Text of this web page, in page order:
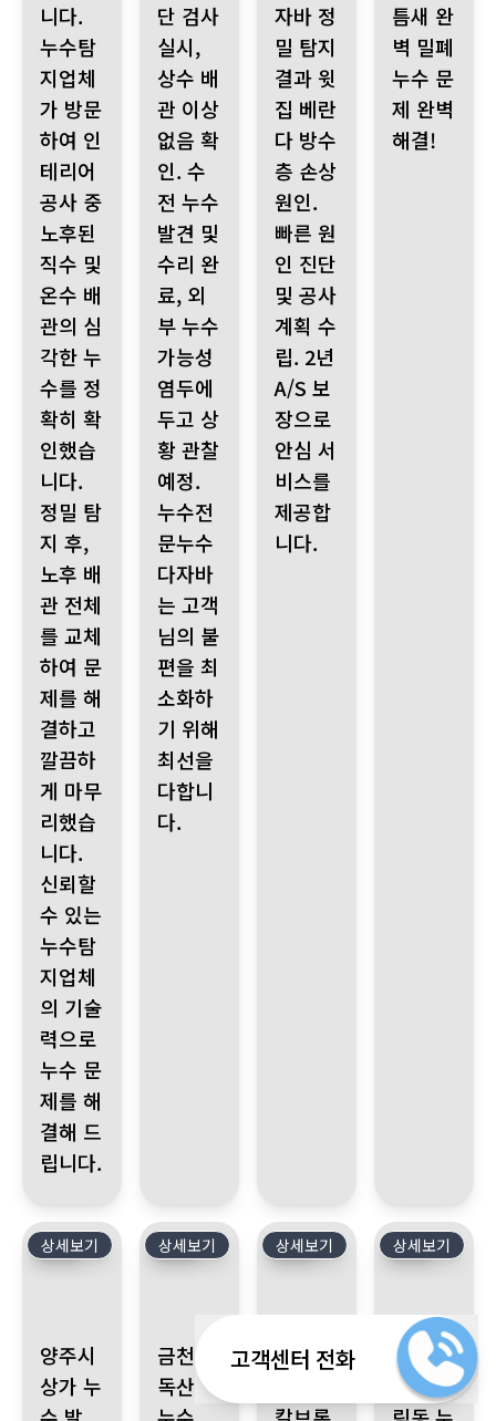
니다.
누수탐
지업체
가 방문
하여 인
테리어
공사 중
노후된
직수 및
온수 배
관의 심
각한 누
수를 정
확히 확
인했습
니다.
정밀 탐
지 후,
노후 배
관 전체
를 교체
하여 문
제를 해
결하고
깔끔하
게 마무
리했습
니다.
신뢰할
수 있는
누수탐
지업체
의 기술
력으로
누수 문
제를 해
결해 드
립니다.
단 검사
실시,
상수 배
관 이상
없음 확
인. 수
전 누수
발견 및
수리 완
료, 외
부 누수
가능성
염두에
두고 상
황 관찰
예정.
누수전
문누수
다자바
는 고객
님의 불
편을 최
소화하
기 위해
최선을
다합니
다.
자바 정
밀 탐지
결과 윗
집 베란
다 방수
층 손상
원인.
빠른 원
인 진단
및 공사
계획 수
립. 2년
A/S 보
장으로
안심 서
비스를
제공합
니다.
틈새 완
벽 밀폐
누수 문
제 완벽
해결!
529
상세보기
양주시 상가 누수 발생, 아랫층으로 누수 피해. 공압 검사, 가
양주시
상가 누
528
상세보기
금천구 독산동 누수, 아랫집 천장 누수 원인은
금천구
독산동
527
상세보기
성북동 누수, 칼브록 시공 문
성북동
526
상세보기
서울 관악구
서울 관
악구 신
고객센터 전화